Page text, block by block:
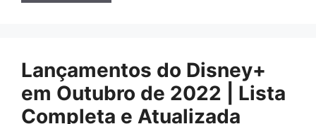
Lançamentos do Disney+
em Outubro de 2022 | Lista
Completa e Atualizada